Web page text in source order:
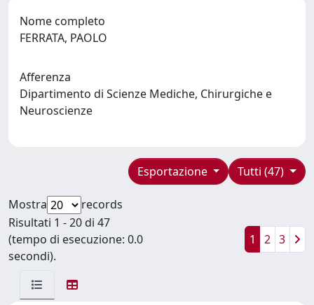
Nome completo
FERRATA, PAOLO
Afferenza
Dipartimento di Scienze Mediche, Chirurgiche e
Neuroscienze
Tutti (47)
Esportazione
Mostra
records
Risultati 1 - 20 di 47
(tempo di esecuzione: 0.0
secondi).
1 2 3